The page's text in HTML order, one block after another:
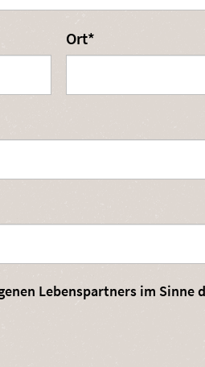
Pflichtfeld
Ort*